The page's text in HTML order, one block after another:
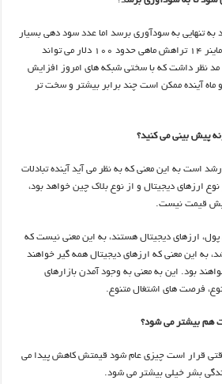
به تنهایی به سودآوری برسد اما عدد سود دهی بسیار
پایین است. به قیمت الان یک ماینر ۱۴ تراهش ماهی حدود ۱۰۰ دلار می تواند
مد نظر داشت که با سختی شبکه های امروز افزایش
آینده ممکن است چند برابر بیشتر و سخت تر
پیش بینی می کنید؟
است به این معنی که به نظر می آید آینده تبادلات
نوع ارزهای دیجیتال و از نوع بلاک چین خواهد بود،
قیمت نیست.
پول، ارزهای دیجیتال هستند، به این معنی نیست که
به این معنی که ارزهای دیجیتال همه گیر خواهند
بود. این به معنی به وجود آمدن بازارهای
فرصت های اشتغال متنوع.
هم بیشتر می شود؟
قرار است چیزی عام شود قیمتش کاهش پیدا می
بشر خیلی بیشتر می شود.